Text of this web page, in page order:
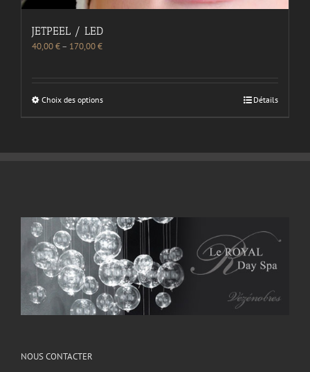
JETPEEL / LED
40,00€– 170,00€
Choix des options Détails
NOUS CONTACTER